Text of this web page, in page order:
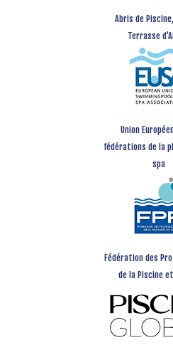
Abris de
Terrasse
Union
fédérations de la
spa
Fédération des
de la Piscine